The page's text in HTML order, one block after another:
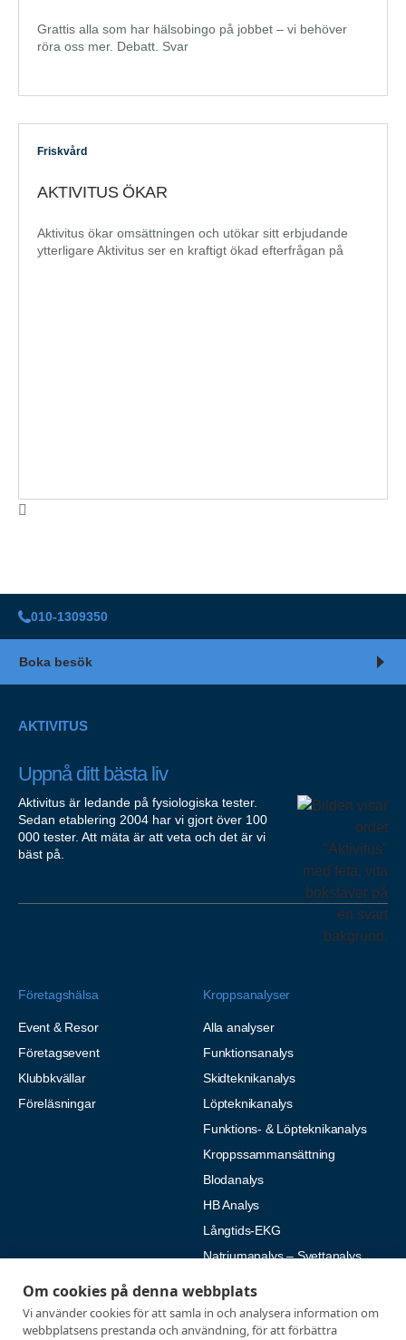
Om cookies på denna webbplats
Vi använder cookies för att samla in och analysera information om
webbplatsens prestanda och användning, för att förbättra
Grattis alla som har hälsobingo på jobbet – vi behöver
röra oss mer. Debatt. Svar
Friskvård
AKTIVITUS ÖKAR
Aktivitus ökar omsättningen och utökar sitt erbjudande
ytterligare Aktivitus ser en kraftigt ökad efterfrågan på
010-1309350
Boka besök
AKTIVITUS
Uppnå ditt bästa liv
Aktivitus är ledande på fysiologiska tester.
Sedan etablering 2004 har vi gjort över 100
000 tester. Att mäta är att veta och det är vi
bäst på.
Företagshälsa
Event & Resor
Företagsevent
Klubbkvällar
Föreläsningar
Kroppsanalyser
Alla analyser
Funktionsanalys
Skidteknikanalys
Löpteknikanalys
Funktions- & Löpteknikanalys
Kroppssammansättning
Blodanalys
HB Analys
Långtids-EKG
Natriumanalys – Svettanalys
Fysiologiska tester
Alla tester
Medlemmar
Mina sidor